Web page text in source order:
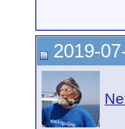
2019-